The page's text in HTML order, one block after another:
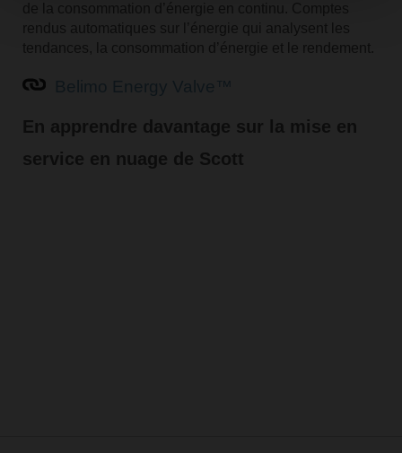
rendus automatiques sur l’énergie qui analysent les
tendances, la consommation d’énergie et le rendement.
En apprendre davantage sur la mise en
service en nuage de Scott